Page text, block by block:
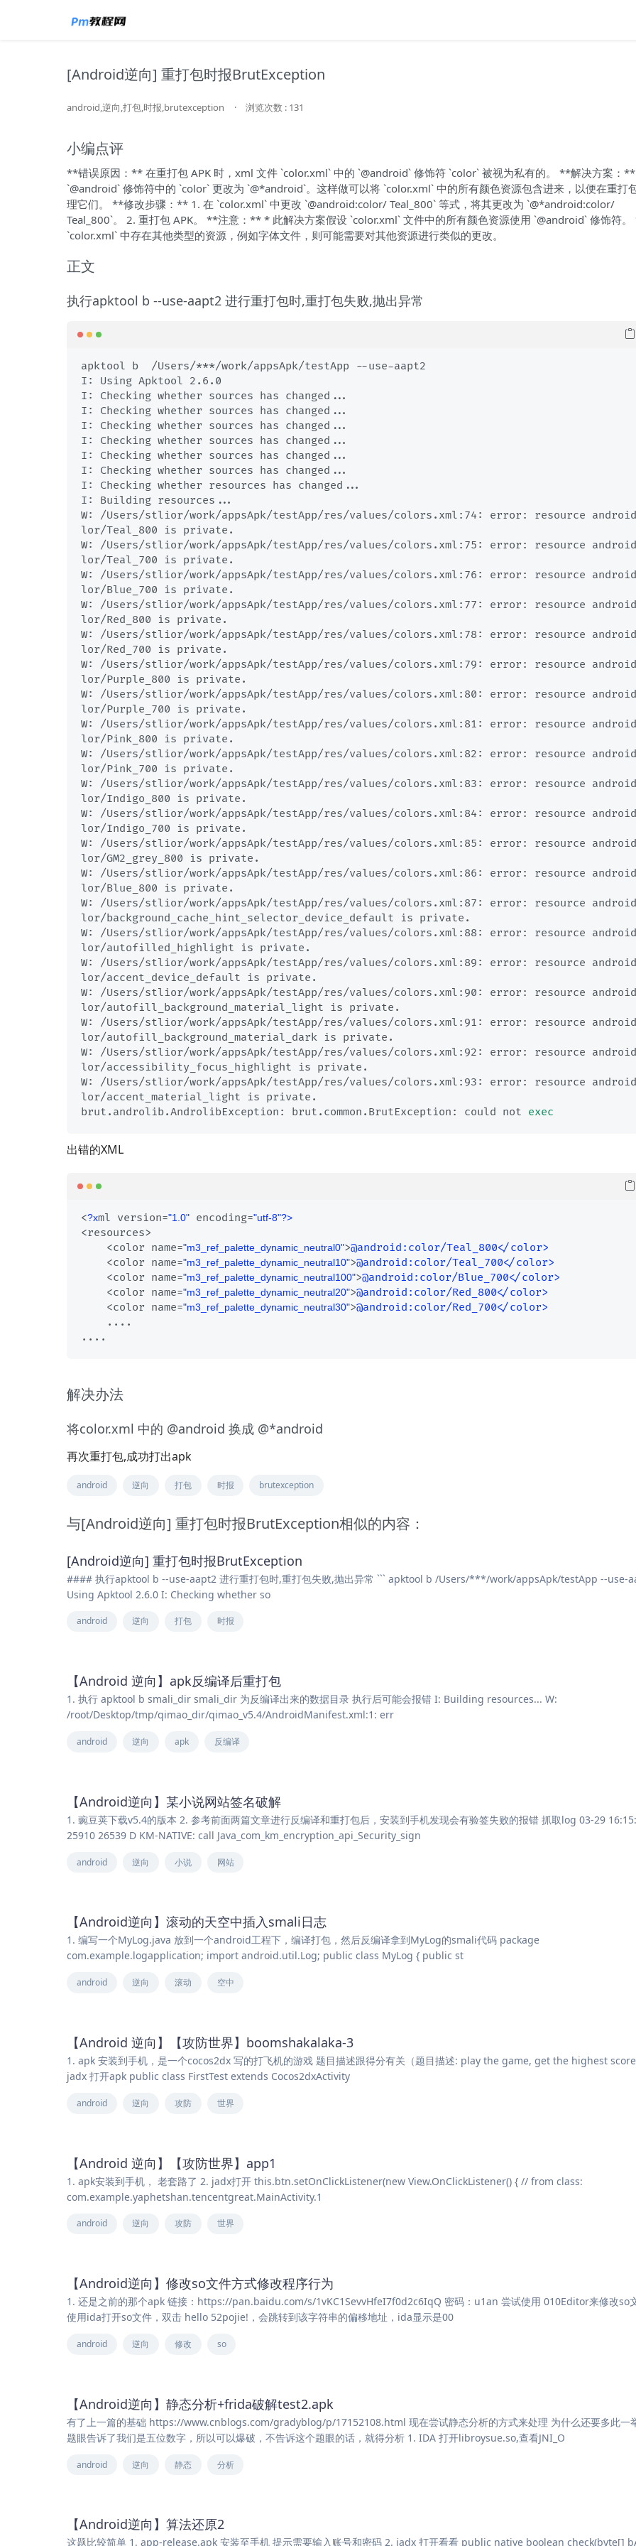
[Android逆向] 重打包时报BrutException
android,逆向,打包,时报,brutexception · 浏览次数 : 131
小编点评
**错误原因：** 在重打包 APK 时，xml 文件 `color.xml` 中的 `@android` 修饰符 `color` 被视为私有的。 **解决方案：
`@android` 修饰符中的 `color` 更改为 `@*android`。这样做可以将 `color.xml` 中的所有颜色资源包含进来，以便在重打
理它们。 **修改步骤：** 1. 在 `color.xml` 中更改 `@android:color/ Teal_800` 等式，将其更改为 `@*android:color/
Teal_800`。 2. 重打包 APK。 **注意：** * 此解决方案假设 `color.xml` 文件中的所有颜色资源使用 `@android` 修饰符
`color.xml` 中存在其他类型的资源，例如字体文件，则可能需要对其他资源进行类似的更改。
正文
执行apktool b --use-aapt2 进行重打包时,重打包失败,抛出异常
apktool b  /Users/***/work/appsApk/testApp --use-aapt2
I: Using Apktool 2.6.0
I: Checking whether sources has changed...
I: Checking whether sources has changed...
I: Checking whether sources has changed...
I: Checking whether sources has changed...
I: Checking whether sources has changed...
I: Checking whether sources has changed...
I: Checking whether resources has changed...
I: Building resources...
W: /Users/stlior/work/appsApk/testApp/res/values/colors.xml:74: error: resource
lor/Teal_800 is private.
W: /Users/stlior/work/appsApk/testApp/res/values/colors.xml:75: error: resource
lor/Teal_700 is private.
W: /Users/stlior/work/appsApk/testApp/res/values/colors.xml:76: error: resource
lor/Blue_700 is private.
W: /Users/stlior/work/appsApk/testApp/res/values/colors.xml:77: error: resource
lor/Red_800 is private.
W: /Users/stlior/work/appsApk/testApp/res/values/colors.xml:78: error: resource
lor/Red_700 is private.
W: /Users/stlior/work/appsApk/testApp/res/values/colors.xml:79: error: resource
lor/Purple_800 is private.
W: /Users/stlior/work/appsApk/testApp/res/values/colors.xml:80: error: resource
lor/Purple_700 is private.
W: /Users/stlior/work/appsApk/testApp/res/values/colors.xml:81: error: resource
lor/Pink_800 is private.
W: /Users/stlior/work/appsApk/testApp/res/values/colors.xml:82: error: resource
lor/Pink_700 is private.
W: /Users/stlior/work/appsApk/testApp/res/values/colors.xml:83: error: resource
lor/Indigo_800 is private.
W: /Users/stlior/work/appsApk/testApp/res/values/colors.xml:84: error: resource
lor/Indigo_700 is private.
W: /Users/stlior/work/appsApk/testApp/res/values/colors.xml:85: error: resource
lor/GM2_grey_800 is private.
W: /Users/stlior/work/appsApk/testApp/res/values/colors.xml:86: error: resource
lor/Blue_800 is private.
W: /Users/stlior/work/appsApk/testApp/res/values/colors.xml:87: error: resource
lor/background_cache_hint_selector_device_default is private.
W: /Users/stlior/work/appsApk/testApp/res/values/colors.xml:88: error: resource
lor/autofilled_highlight is private.
W: /Users/stlior/work/appsApk/testApp/res/values/colors.xml:89: error: resource
lor/accent_device_default is private.
W: /Users/stlior/work/appsApk/testApp/res/values/colors.xml:90: error: resource
lor/autofill_background_material_light is private.
W: /Users/stlior/work/appsApk/testApp/res/values/colors.xml:91: error: resource
lor/autofill_background_material_dark is private.
W: /Users/stlior/work/appsApk/testApp/res/values/colors.xml:92: error: resource
lor/accessibility_focus_highlight is private.
W: /Users/stlior/work/appsApk/testApp/res/values/colors.xml:93: error: resource
lor/accent_material_light is private.
brut.androlib.AndrolibException: brut.common.BrutException: could not exec
出错的XML
<?xml version="1.0" encoding="utf-8"?>
<resources>
    <color name=
"m3_ref_palette_dynamic_neutral0">@android :color/Teal_800</color>
    <color name=
"m3_ref_palette_dynamic_neutral10">@android :color/Teal_700</color>
    <color name=
"m3_ref_palette_dynamic_neutral100">@android :color/Blue_700</color>
    <color name=
"m3_ref_palette_dynamic_neutral20">@android :color/Red_800</color>
    <color name=
"m3_ref_palette_dynamic_neutral30">@android :color/Red_700</color>
解决办法
将color.xml 中的 @android 换成 @*android
再次重打包,成功打出apk
android 逆向 打包 时报 brutexception
与[Android逆向] 重打包时报BrutException相似的内容：
[Android逆向] 重打包时报BrutException
#### 执行apktool b --use-aapt2 进行重打包时,重打包失败,抛出异常 ``` apktool b /Users/***/work/appsApk/testApp --use-
Using Apktool 2.6.0 I: Checking whether so
android 逆向 打包 时报
【Android 逆向】apk反编译后重打包
1. 执行 apktool b smali_dir smali_dir 为反编译出来的数据目录 执行后可能会报错 I: Building resources... W:
/root/Desktop/tmp/qimao_dir/qimao_v5.4/AndroidManifest.xml:1: err
android 逆向 apk 反编译
【Android逆向】某小说网站签名破解
1. 豌豆荚下载v5.4的版本 2. 参考前面两篇文章进行反编译和重打包后，安装到手机发现会有验签失败的报错 抓取log 03-29
25910 26539 D KM-NATIVE: call Java_com_km_encryption_api_Security_sign
android 逆向 小说 网站
【Android逆向】滚动的天空中插入smali日志
1. 编写一个MyLog.java 放到一个android工程下，编译打包，然后反编译拿到MyLog的smali代码 package
com.example.logapplication; import android.util.Log; public class MyLog { public st
android 逆向 滚动 空中
【Android 逆向】【攻防世界】boomshakalaka-3
1. apk 安装到手机，是一个cocos2dx 写的打飞机的游戏 题目描述跟得分有关（题目描述: play the game, get the highest
jadx 打开apk public class FirstTest extends Cocos2dxActivity
android 逆向 攻防 世界
【Android 逆向】【攻防世界】app1
1. apk安装到手机， 老套路了 2. jadx打开 this.btn.setOnClickListener(new View.OnClickListener() { // from class:
com.example.yaphetshan.tencentgreat.MainActivity.1
android 逆向 攻防 世界
【Android逆向】修改so文件方式修改程序行为
1. 还是之前的那个apk 链接：https://pan.baidu.com/s/1vKC1SevvHfeI7f0d2c6IqQ 密码：u1an 尝试使用 010Editor来修改so
使用ida打开so文件，双击 hello 52pojie!，会跳转到该字符串的偏移地址，ida显示是00
android 逆向 修改 so
【Android逆向】静态分析+frida破解test2.apk
有了上一篇的基础 https://www.cnblogs.com/gradyblog/p/17152108.html 现在尝试静态分析的方式来处理 为什么还要多此一
题眼告诉了我们是五位数字，所以可以爆破，不告诉这个题眼的话，就得分析 1. IDA 打开libroysue.so,查看JNI_O
android 逆向 静态 分析
【Android逆向】算法还原2
这题比较简单 1. app-release.apk 安装至手机 提示需要输入账号和密码 2. jadx 打开看看 public native boolean check(byte[]